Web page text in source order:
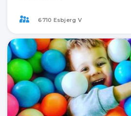
6710 Esbjerg V